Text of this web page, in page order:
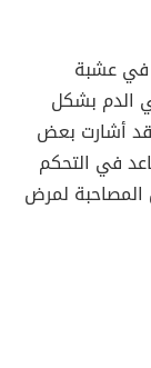
في عشبة
الدم بشكل
أشارت بعض
في التحكم
لمرض